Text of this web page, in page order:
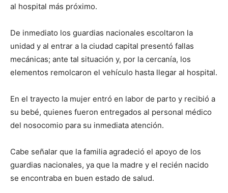
al hospital más próximo.
De inmediato los guardias nacionales escoltaron la
unidad y al entrar a la ciudad capital presentó fallas
mecánicas; ante tal situación y, por la cercanía, los
elementos remolcaron el vehículo hasta llegar al hospital.
En el trayecto la mujer entró en labor de parto y recibió a
su bebé, quienes fueron entregados al personal médico
del nosocomio para su inmediata atención.
Cabe señalar que la familia agradeció el apoyo de los
guardias nacionales, ya que la madre y el recién nacido
se encontraba en buen estado de salud.